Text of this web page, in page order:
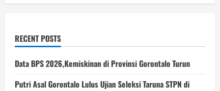
DAN
RECENT POSTS
Data BPS 2026,Kemiskinan di Provinsi Gorontalo Turun
Putri Asal Gorontalo Lulus Ujian Seleksi Taruna STPN di